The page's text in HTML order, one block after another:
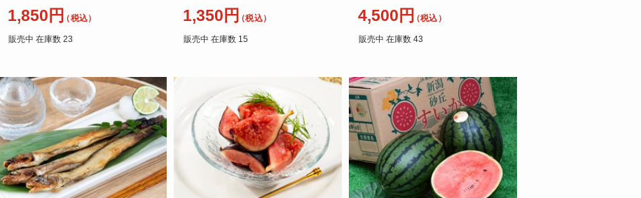
1,850円 （税込）
販売中 在庫数 23
1,350円 （税込）
販売中 在庫数 15
4,500円（税込）
販売中 在庫数 43